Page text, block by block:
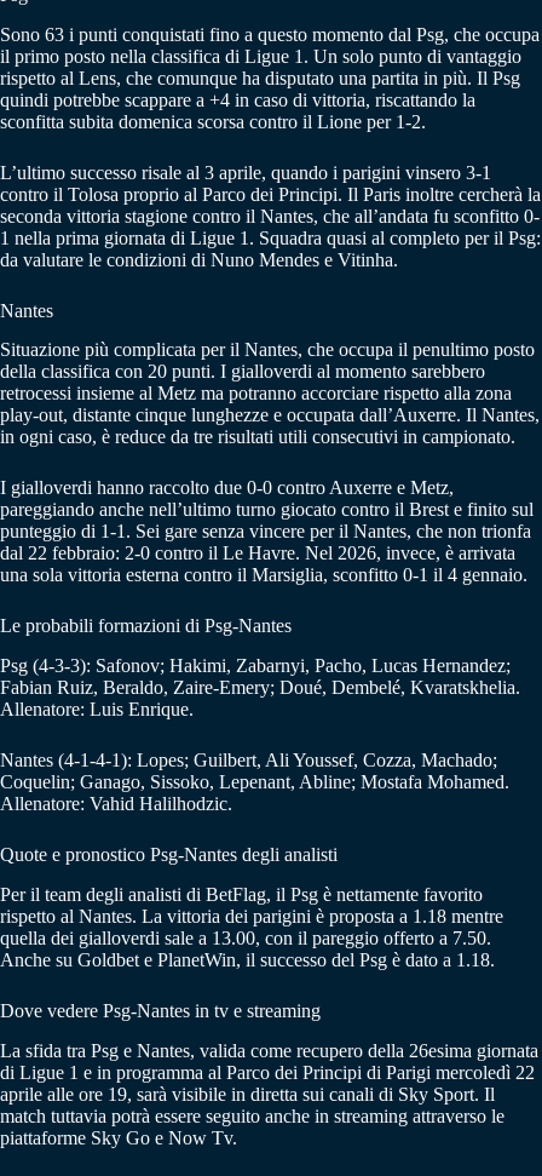
Sono 63 i punti conquistati fino a questo momento dal Psg, che occupa
il primo posto nella classifica di Ligue 1. Un solo punto di vantaggio
rispetto al Lens, che comunque ha disputato una partita in più. Il Psg
quindi potrebbe scappare a +4 in caso di vittoria, riscattando la
sconfitta subita domenica scorsa contro il Lione per 1-2.
L’ultimo successo risale al 3 aprile, quando i parigini vinsero 3-1
contro il Tolosa proprio al Parco dei Principi. Il Paris inoltre cercherà la
seconda vittoria stagione contro il Nantes, che all’andata fu sconfitto 0-
1 nella prima giornata di Ligue 1. Squadra quasi al completo per il Psg:
da valutare le condizioni di Nuno Mendes e Vitinha.
Nantes
Situazione più complicata per il Nantes, che occupa il penultimo posto
della classifica con 20 punti. I gialloverdi al momento sarebbero
retrocessi insieme al Metz ma potranno accorciare rispetto alla zona
play-out, distante cinque lunghezze e occupata dall’Auxerre. Il Nantes,
in ogni caso, è reduce da tre risultati utili consecutivi in campionato.
I gialloverdi hanno raccolto due 0-0 contro Auxerre e Metz,
pareggiando anche nell’ultimo turno giocato contro il Brest e finito sul
punteggio di 1-1. Sei gare senza vincere per il Nantes, che non trionfa
dal 22 febbraio: 2-0 contro il Le Havre. Nel 2026, invece, è arrivata
una sola vittoria esterna contro il Marsiglia, sconfitto 0-1 il 4 gennaio.
Le probabili formazioni di Psg-Nantes
Psg (4-3-3): Safonov; Hakimi, Zabarnyi, Pacho, Lucas Hernandez;
Fabian Ruiz, Beraldo, Zaire-Emery; Doué, Dembelé, Kvaratskhelia.
Allenatore: Luis Enrique.
Nantes (4-1-4-1): Lopes; Guilbert, Ali Youssef, Cozza, Machado;
Coquelin; Ganago, Sissoko, Lepenant, Abline; Mostafa Mohamed.
Allenatore: Vahid Halilhodzic.
Quote e pronostico Psg-Nantes degli analisti
Per il team degli analisti di BetFlag, il Psg è nettamente favorito
rispetto al Nantes. La vittoria dei parigini è proposta a 1.18 mentre
quella dei gialloverdi sale a 13.00, con il pareggio offerto a 7.50.
Anche su Goldbet e PlanetWin, il successo del Psg è dato a 1.18.
Dove vedere Psg-Nantes in tv e streaming
La sfida tra Psg e Nantes, valida come recupero della 26esima giornata
di Ligue 1 e in programma al Parco dei Principi di Parigi mercoledì 22
aprile alle ore 19, sarà visibile in diretta sui canali di Sky Sport. Il
match tuttavia potrà essere seguito anche in streaming attraverso le
piattaforme Sky Go e Now Tv.